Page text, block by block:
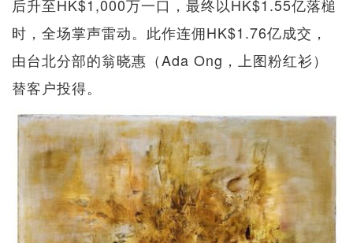
后升至HK$1,000万一口，最终以HK$1.55亿落槌
时，全场掌声雷动。此作连佣HK$1.76亿成交，
由台北分部的翁晓惠（Ada Ong，上图粉红衫）
替客户投得。